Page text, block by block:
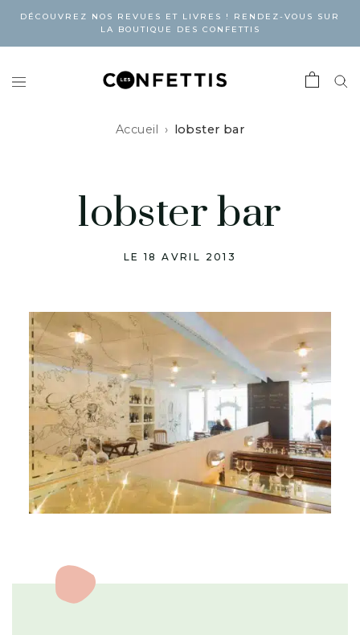
DÉCOUVREZ NOS REVUES ET LIVRES ! RENDEZ-VOUS SUR
LA BOUTIQUE DES CONFETTIS
Accueil lobster bar
lobster bar
LE 18 AVRIL 2013